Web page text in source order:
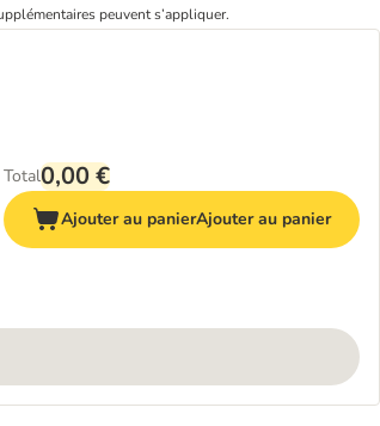
peuvent s’appliquer.
Total0,00 €
Ajouter au panierAjouter au panier